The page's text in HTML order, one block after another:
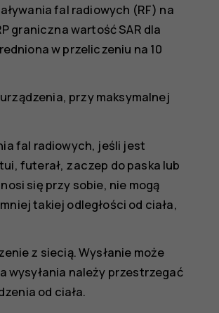
fal radiowych (RF) na
graniczna wartość SAR dla
w przeliczeniu na 10
przy maksymalnej
fal radiowych, jeśli jest
futerał, zaczep do paska lub
się przy sobie, nie mogą
takiej odległości od ciała,
z siecią. Wysłanie może
wysyłania należy przestrzegać
od ciała.